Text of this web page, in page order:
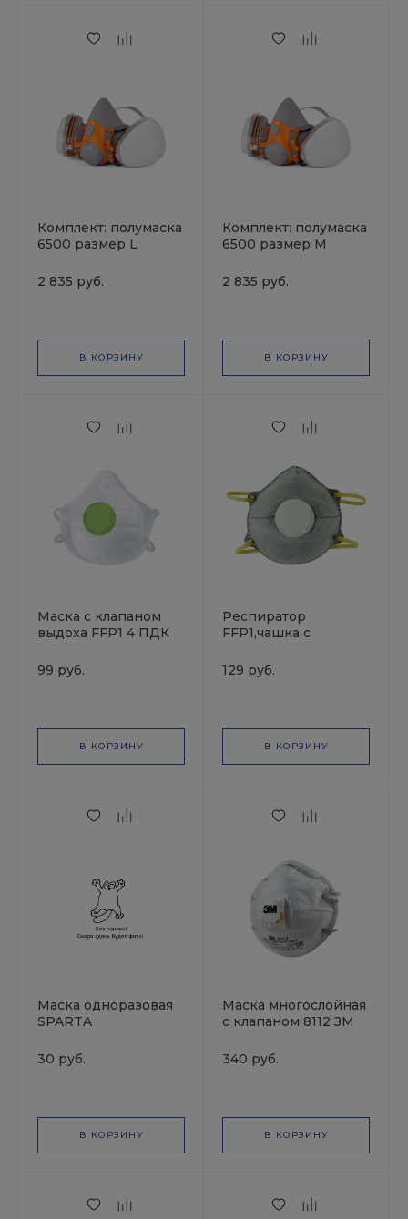
Комплект: полумаска
6500 размер L
+предфильтры Р2(4
шт.) +держатели
2 835 руб.
В КОРЗИНУ
Комплект: полумаска
6500 размер М
+предфильтры Р2(4
шт.) +держатели
2 835 руб.
В КОРЗИНУ
Маска с клапаном
выдоха FFP1 4 ПДК
99 руб.
В КОРЗИНУ
Респиратор
FFP1,чашка с
углём и клапаном
выдоха РМ-93277
129 руб.
В КОРЗИНУ
Маска одноразовая
SPARTA
30 руб.
В КОРЗИНУ
Маска многослойная
с клапаном 8112 ЗМ
340 руб.
В КОРЗИНУ